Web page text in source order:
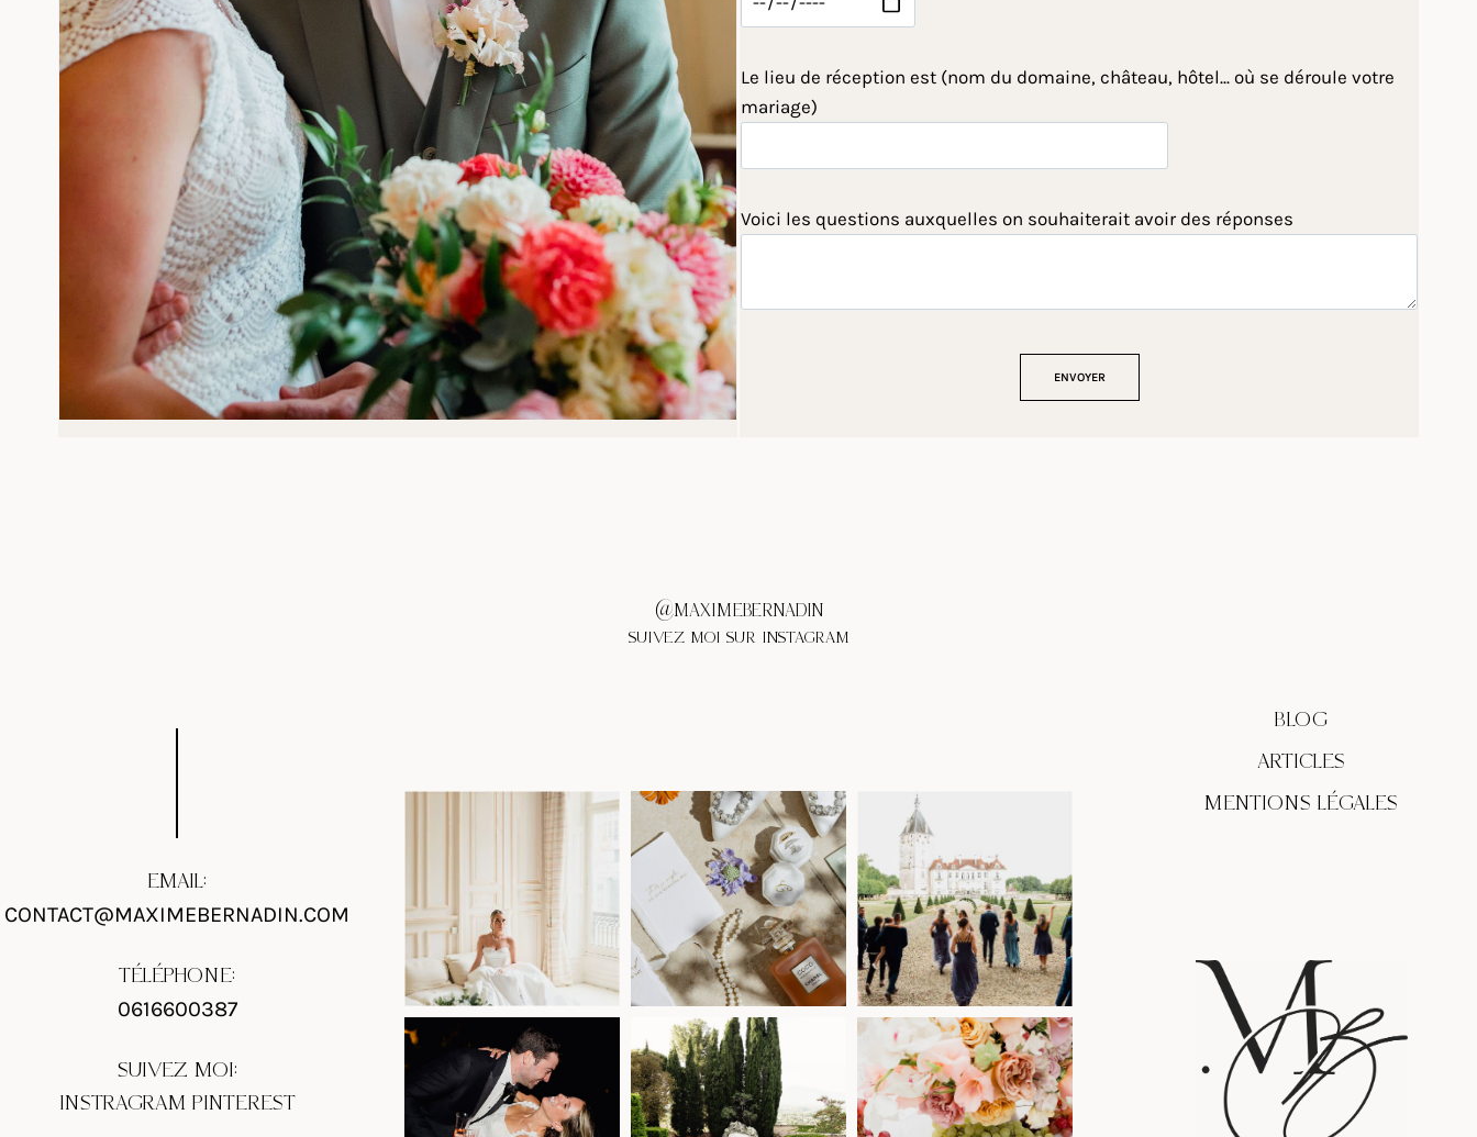
Le lieu de réception est (nom du domaine, château, hôtel... où se déroule votre
mariage)
Voici les questions auxquelles on souhaiterait avoir des réponses
@MAXIMEBERNADIN
SUIVEZ MOI SUR INSTAGRAM
EMAIL:
CONTACT@MAXIMEBERNADIN.COM
TÉLÉPHONE:
0616600387
SUIVEZ MOI:
INSTRAGRAM PINTEREST
BLOG
ARTICLES
MENTIONS LÉGALES